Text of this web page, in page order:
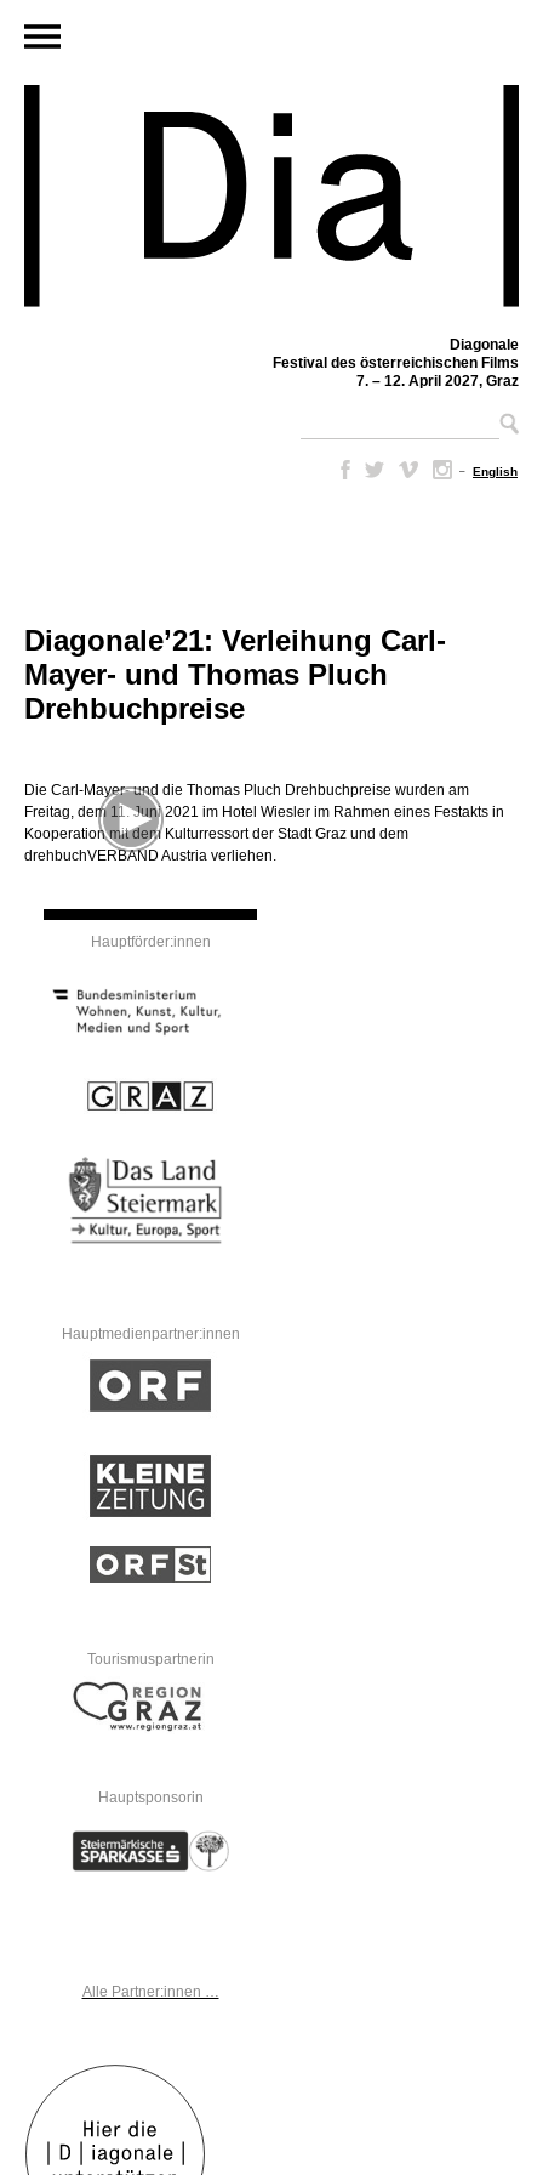
Diagonale
Festival des österreichischen Films
7. – 12. April 2027, Graz
– English
Diagonale’21: Verleihung Carl-
Mayer- und Thomas Pluch
Drehbuchpreise
Die Carl-Mayer- und die Thomas Pluch Drehbuchpreise wurden am
Freitag, dem 11. Juni 2021 im Hotel Wiesler im Rahmen eines Festakts in
Kooperation mit dem Kulturressort der Stadt Graz und dem
drehbuchVERBAND Austria verliehen.
Hauptförder:innen
Hauptmedienpartner:innen
Tourismuspartnerin
Hauptsponsorin
Alle Partner:innen …